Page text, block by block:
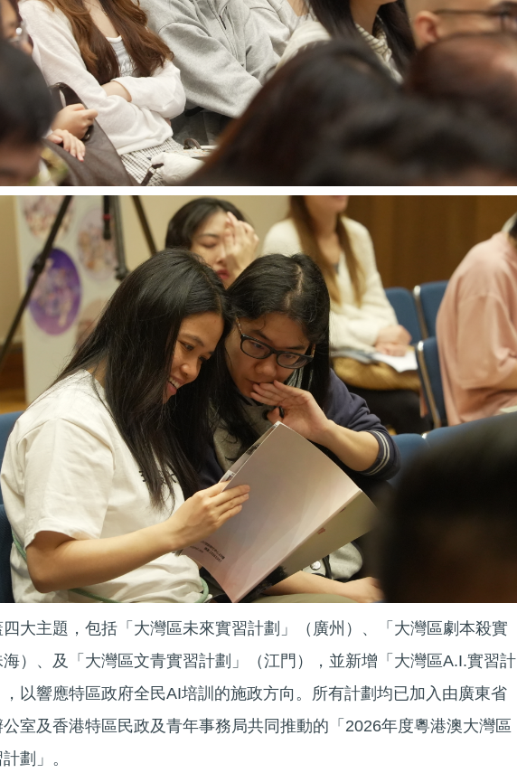
大主題，包括「大灣區未來實習計劃」（廣州）、「大灣區劇本殺實
）、及「大灣區文青實習計劃」（江門），並新增「大灣區A.I.實習計
以響應特區政府全民AI培訓的施政方向。所有計劃均已加入由廣東省
室及香港特區民政及青年事務局共同推動的「2026年度粵港澳大灣區
劃」。